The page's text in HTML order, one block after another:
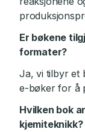
Er bøkene
formater?
Ja, vi tilbyr et
e-bøker for å
Hvilken bok
kjemiteknikk?